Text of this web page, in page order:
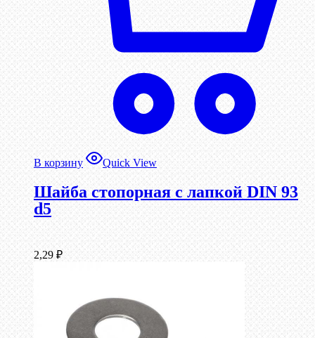
В корзину Quick View
Шайба стопорная с лапкой DIN 93
d5
2,29 ₽